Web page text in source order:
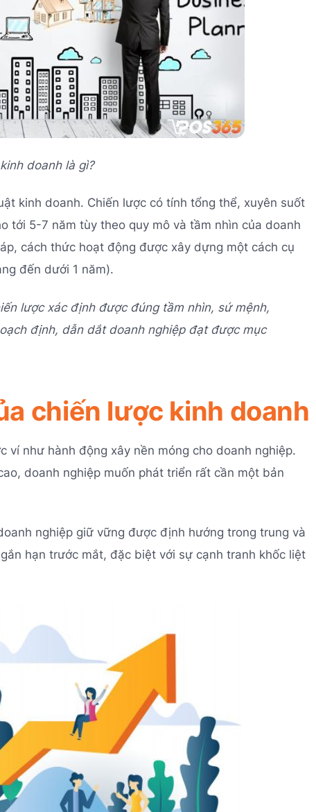
doanh là gì?
kinh doanh. Chiến lược có tính tổng thể, xuyên suốt
tới 5-7 năm tùy theo quy mô và tầm nhìn của doanh
cách thức hoạt động được xây dựng một cách cụ
đến dưới 1 năm).
lược xác định được đúng tầm nhìn, sứ mệnh,
định, dẫn dắt doanh nghiệp đạt được mục
chiến lược kinh doanh
ví như hành động xây nền móng cho doanh nghiệp.
doanh nghiệp muốn phát triển rất cần một bản
nghiệp giữ vững được định hướng trong trung và
hạn trước mắt, đặc biệt với sự cạnh tranh khốc liệt